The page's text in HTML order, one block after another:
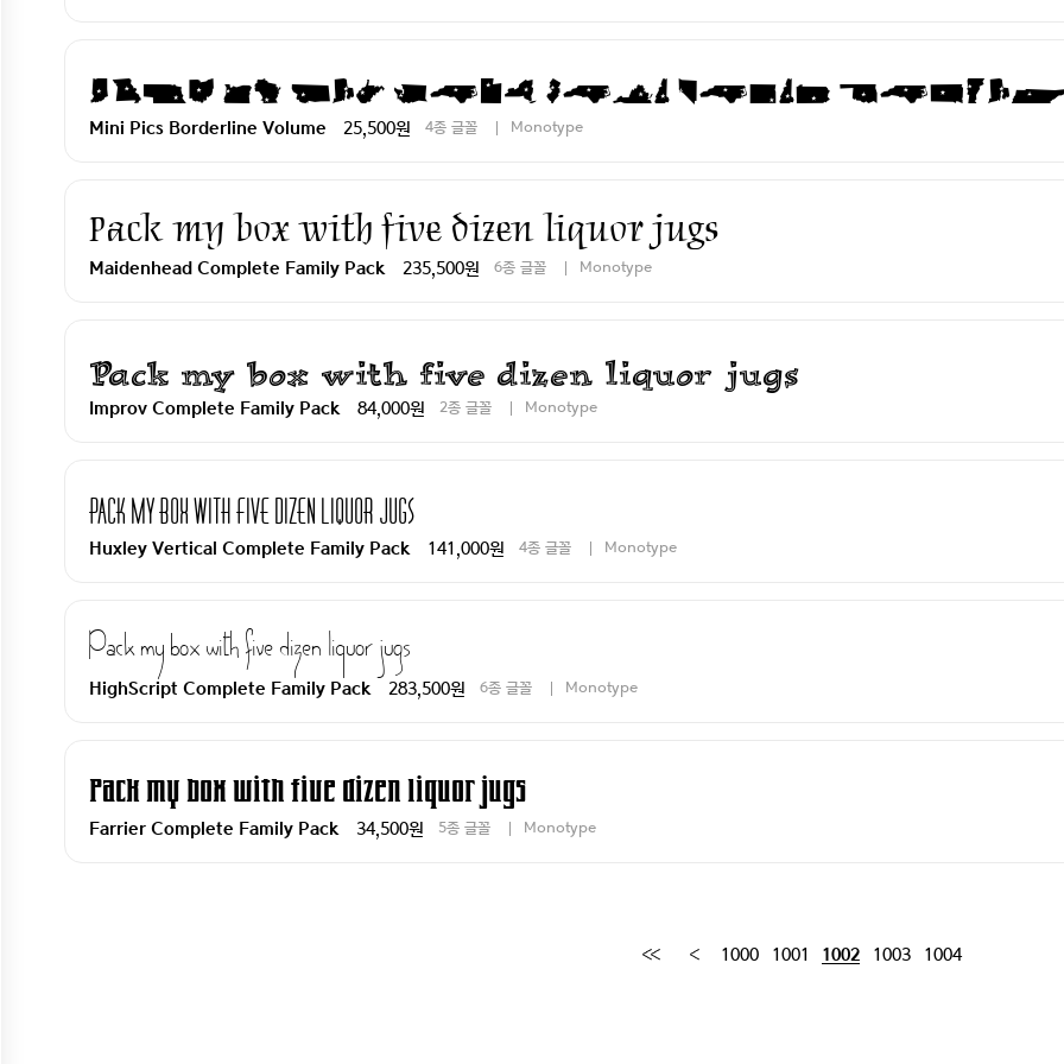
Pack my box with five dizen
Mini Pics Borderline Volume 25,500원 4종 글꼴 Monotype
Pack my box with five dizen liquor jugs
Maidenhead Complete Family Pack 235,500원 6종 글꼴 Monotype
Pack my box with five dizen liquor jugs
Improv Complete Family Pack 84,000원 2종 글꼴 Monotype
Pack my box with five dizen liquor jugs
Huxley Vertical Complete Family Pack 141,000원 4종 글꼴 Monotype
Pack my box with five dizen liquor jugs
HighScript Complete Family Pack 283,500원 6종 글꼴 Monotype
Pack my box with five dizen liquor jugs
Farrier Complete Family Pack 34,500원 5종 글꼴 Monotype
1000 1001 1002 1003 1004